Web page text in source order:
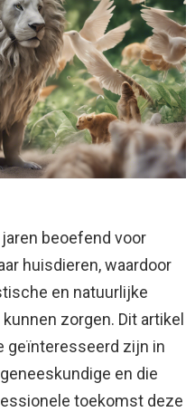
beoefend voor
huisdieren, waardoor
en natuurlijke
zorgen. Dit artikel
geïnteresseerd zijn in
en die
toekomst deze